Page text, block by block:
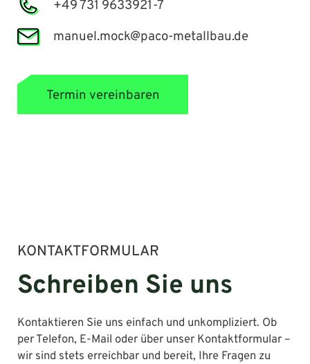
+49 731 9633921-7
manuel.mock@paco-metallbau.de
Termin vereinbaren
KONTAKTFORMULAR
Schreiben Sie uns
Kontaktieren Sie uns einfach und unkompliziert. Ob
per Telefon, E-Mail oder über unser Kontaktformular –
wir sind stets erreichbar und bereit, Ihre Fragen zu